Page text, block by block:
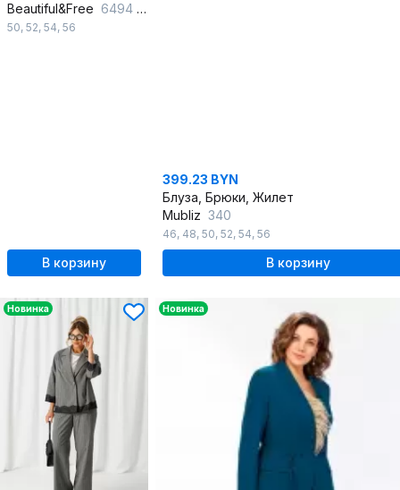
Beautiful&Free 6494 темно-серый/полоска
50, 52, 54, 56
В корзину
399.23 BYN
Блуза, Брюки, Жилет
Mubliz 340
46, 48, 50, 52, 54, 56
В корзину
Новинка Новинка